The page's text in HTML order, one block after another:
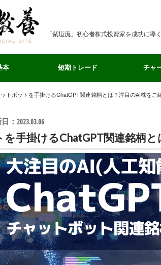
「紫垣流」初心者株式投資家を成功に導
本 短期トレード チャ
トボットを手掛けるChatGPT関連銘柄とは？注目のAI株をご
：2023.03.06
手掛けるChatGPT関連銘柄と